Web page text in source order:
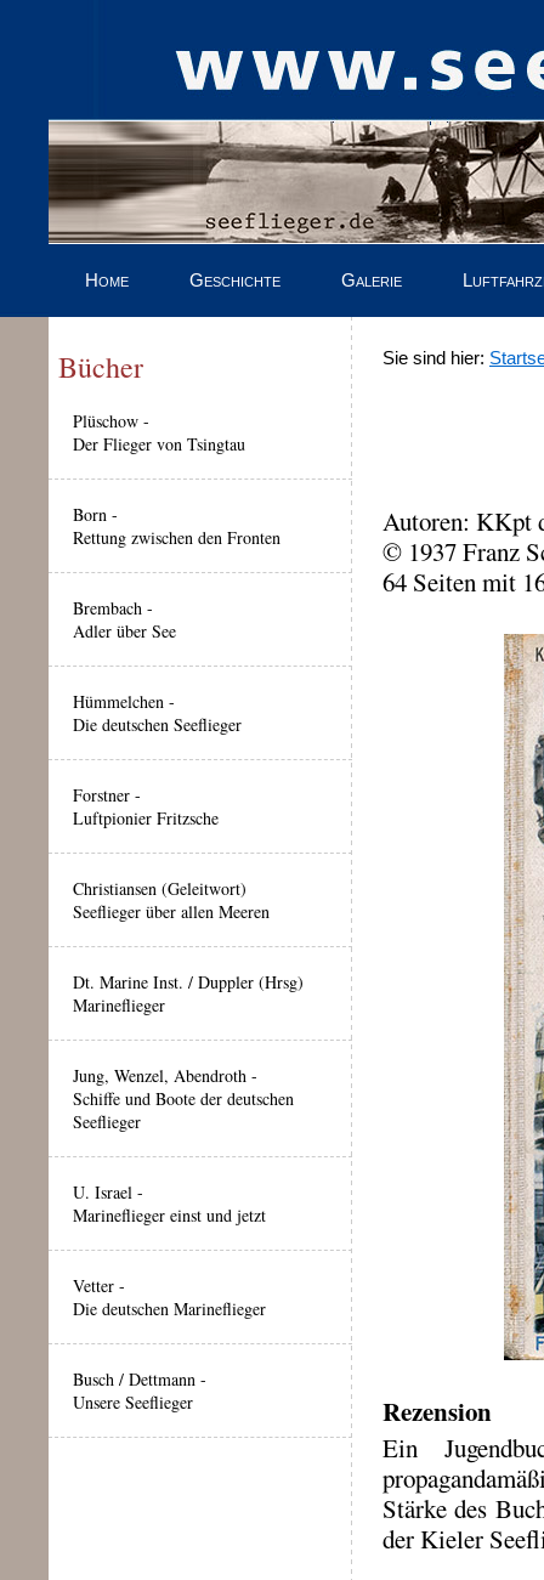
Home Geschichte Galerie
Bücher
Plüschow -
Der Flieger von Tsingtau
Born -
Rettung zwischen den Fronten
Brembach -
Adler über See
Hümmelchen -
Die deutschen Seeflieger
Forstner -
Luftpionier Fritzsche
Christiansen (Geleitwort)
Seeflieger über allen Meeren
Dt. Marine Inst. / Duppler (Hrsg)
Marineflieger
Jung, Wenzel, Abendroth -
Schiffe und Boote der deutschen
Seeflieger
U. Israel -
Marineflieger einst und jetzt
Vetter -
Die deutschen Marineflieger
Busch / Dettmann -
Unsere Seeflieger
Sie sind hier:
Autoren: KKpt
© 1937 Franz
64 Seiten mit
Rezension
Ein
Stärke des
der Kieler